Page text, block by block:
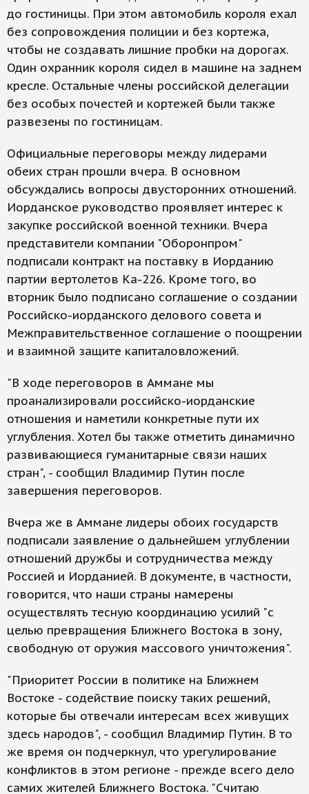
до гостиницы. При этом автомобиль короля ехал
без сопровождения полиции и без кортежа,
чтобы не создавать лишние пробки на дорогах.
Один охранник короля сидел в машине на заднем
кресле. Остальные члены российской делегации
без особых почестей и кортежей были также
развезены по гостиницам.
Официальные переговоры между лидерами
обеих стран прошли вчера. В основном
обсуждались вопросы двусторонних отношений.
Иорданское руководство проявляет интерес к
закупке российской военной техники. Вчера
представители компании "Оборонпром"
подписали контракт на поставку в Иорданию
партии вертолетов Ка-226. Кроме того, во
вторник было подписано соглашение о создании
Российско-иорданского делового совета и
Межправительственное соглашение о поощрении
и взаимной защите капиталовложений.
"В ходе переговоров в Аммане мы
проанализировали российско-иорданские
отношения и наметили конкретные пути их
углубления. Хотел бы также отметить динамично
развивающиеся гуманитарные связи наших
стран", - сообщил Владимир Путин после
завершения переговоров.
Вчера же в Аммане лидеры обоих государств
подписали заявление о дальнейшем углублении
отношений дружбы и сотрудничества между
Россией и Иорданией. В документе, в частности,
говорится, что наши страны намерены
осуществлять тесную координацию усилий "с
целью превращения Ближнего Востока в зону,
свободную от оружия массового уничтожения".
"Приоритет России в политике на Ближнем
Востоке - содействие поиску таких решений,
которые бы отвечали интересам всех живущих
здесь народов", - сообщил Владимир Путин. В то
же время он подчеркнул, что урегулирование
конфликтов в этом регионе - прежде всего дело
самих жителей Ближнего Востока. "Считаю